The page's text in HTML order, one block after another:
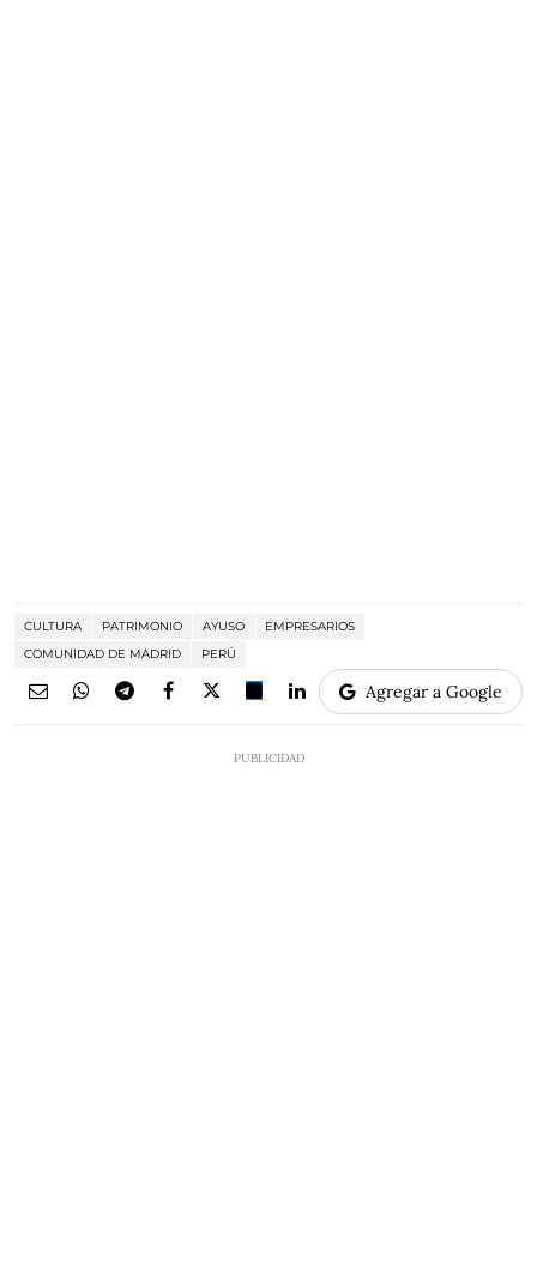
CULTURA PATRIMONIO AYUSO
EMPRESARIOS
COMUNIDAD DE MADRID
PERÚ
Agregar a Google